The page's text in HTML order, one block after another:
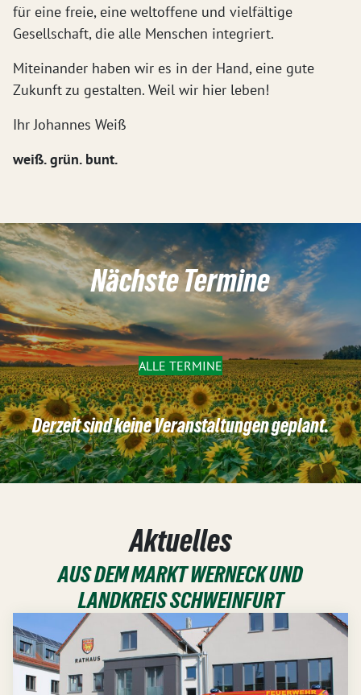
für eine freie, eine weltoffene und vielfältige
Gesellschaft, die alle Menschen integriert.
Miteinander haben wir es in der Hand, eine gute
Zukunft zu gestalten. Weil wir hier leben!
Ihr Johannes Weiß
weiß. grün. bunt.
Nächste Termine
ALLE TERMINE
Derzeit sind keine Veranstaltungen geplant.
Aktuelles
AUS DEM MARKT WERNECK UND
LANDKREIS SCHWEINFURT